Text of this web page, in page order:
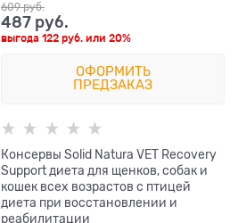
609 руб.
487 руб.
выгода122 руб. или20%
ОФОРМИТЬ
ПРЕДЗАКАЗ
Консервы Solid Natura VET Recovery
Support диета для щенков, собак и
кошек всех возрастов с птицей
диета при восстановлении и
реабилитации